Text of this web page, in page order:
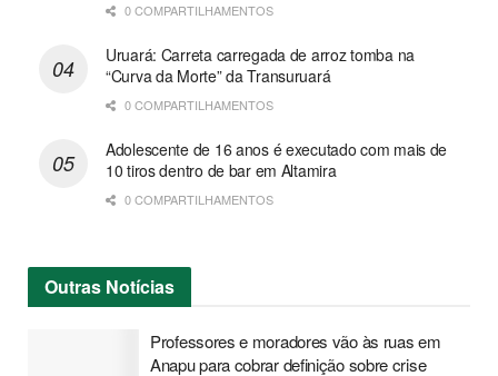
0 COMPARTILHAMENTOS
Uruará: Carreta carregada de arroz tomba na
“Curva da Morte” da Transuruará
0 COMPARTILHAMENTOS
Adolescente de 16 anos é executado com mais de
10 tiros dentro de bar em Altamira
0 COMPARTILHAMENTOS
Outras Notícias
Professores e moradores vão às ruas em
Anapu para cobrar definição sobre crise